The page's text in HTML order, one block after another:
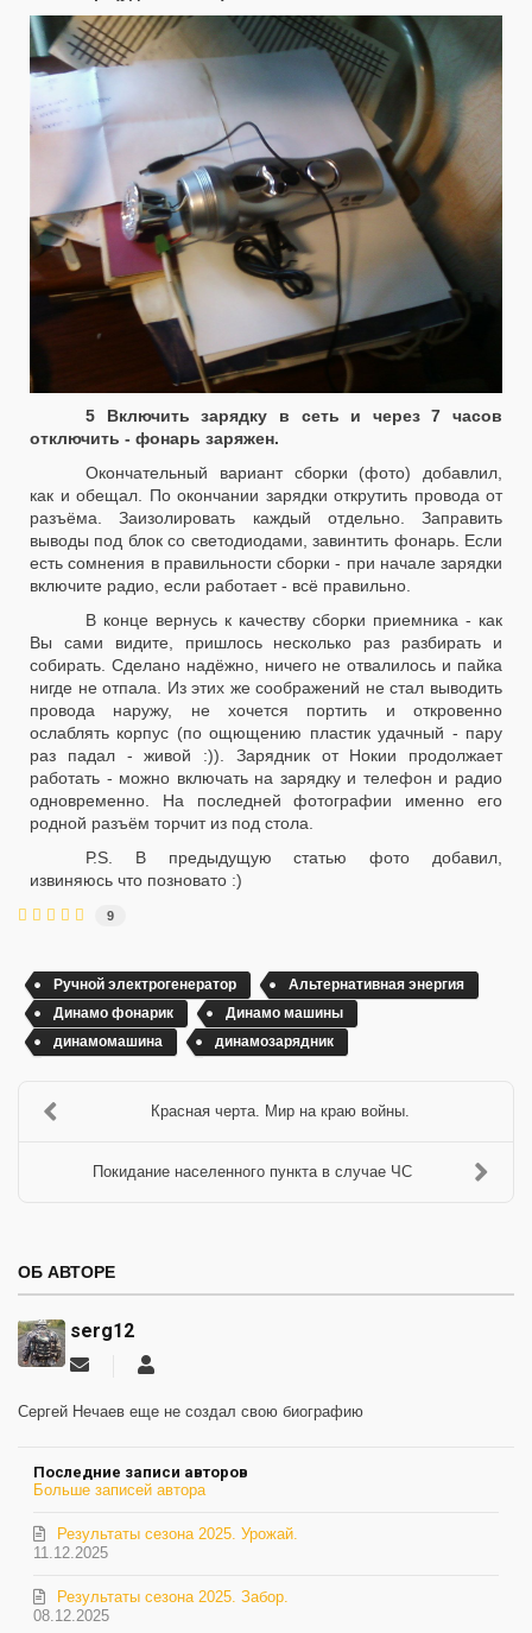
5 Включить зарядку в сеть и через 7 часов
отключить - фонарь заряжен.
Окончательный вариант сборки (фото) добавлил,
как и обещал. По окончании зарядки открутить провода от
разъёма. Заизолировать каждый отдельно. Заправить
выводы под блок со светодиодами, завинтить фонарь. Если
есть сомнения в правильности сборки - при начале зарядки
включите радио, если работает - всё правильно.
В конце вернусь к качеству сборки приемника - как
Вы сами видите, пришлось несколько раз разбирать и
собирать. Сделано надёжно, ничего не отвалилось и пайка
нигде не отпала. Из этих же соображений не стал выводить
провода наружу, не хочется портить и откровенно
ослаблять корпус (по ощющению пластик удачный - пару
раз падал - живой :)). Зарядник от Нокии продолжает
работать - можно включать на зарядку и телефон и радио
одновременно. На последней фотографии именно его
родной разъём торчит из под стола.
Р.S. В предыдущую статью фото добавил,
извиняюсь что позновато :)
9
Ручной электрогенератор
Альтернативная энергия
Динамо фонарик
Динамо машины
динамомашина
динамозарядник
Красная черта. Мир на краю войны.
Покидание населенного пункта в случае ЧС
ОБ АВТОРЕ
serg12
Подписаться
обновление
Сергей Нечаев еще не создал свою биографию
Последние записи авторов
Больше записей автора
11.12.2025
Результаты сезона 2025. Урожай.
08.12.2025
Результаты сезона 2025. Забор.